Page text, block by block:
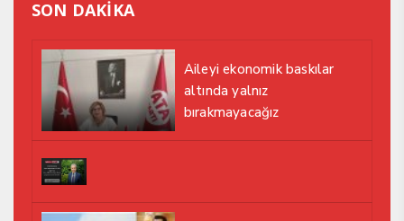
SON DAKİKA
Aileyi ekonomik baskılar
altında yalnız
bırakmayacağız